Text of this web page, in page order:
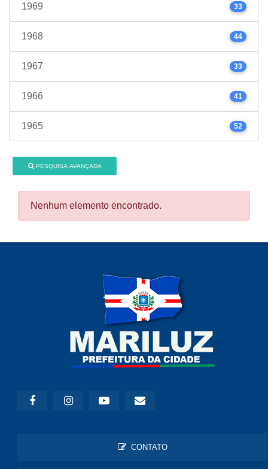
1969 33
1968 44
1967 33
1966 41
1965 52
PESQUISA AVANÇADA
Nenhum elemento encontrado.
CONTATO